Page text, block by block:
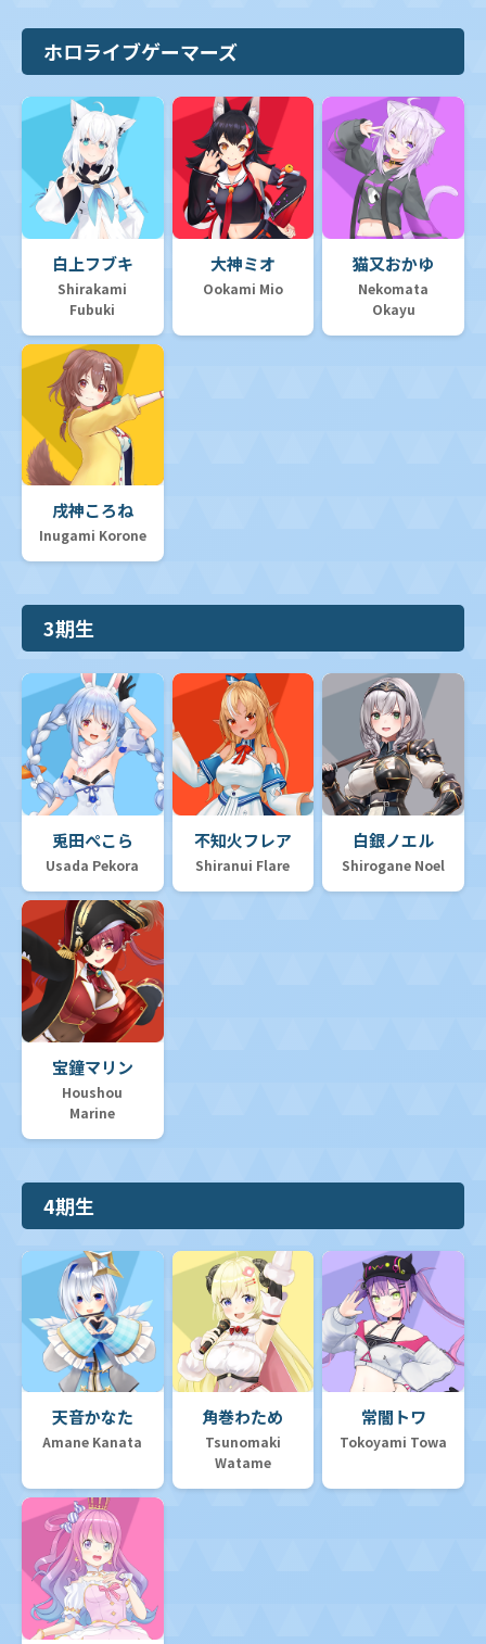
ホロライブゲーマーズ
白上フブキ
Shirakami
Fubuki
大神ミオ
Ookami Mio
猫又おかゆ
Nekomata
Okayu
戌神ころね
Inugami Korone
3期生
兎田ぺこら
Usada Pekora
不知火フレア
Shiranui Flare
白銀ノエル
Shirogane Noel
宝鐘マリン
Houshou
Marine
4期生
天音かなた
Amane Kanata
角巻わため
Tsunomaki
Watame
常闇トワ
Tokoyami Towa